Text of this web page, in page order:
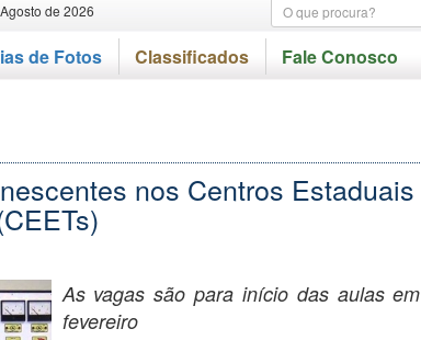
de 2026
de Fotos Classificados Fale Conosco
nos Centros Estaduais
As vagas são para início das aulas em
fevereiro